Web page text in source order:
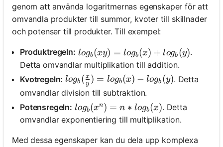
genom att använda logaritmernas egenskaper för att
omvandla produkter till summor, kvoter till skillnader
och potenser till produkter. Till exempel:
Produktregeln: log_b(xy) = log_b(x) + log_b(y)
logb (xy) = logb(x) + logb (y).
Detta omvandlar multiplikation till addition.
Kvotregeln: log_b(\frac{x}{y}) = log_b(x) -
logb ( y
x ) = logb (x) − logb (y). Detta
omvandlar division till subtraktion.
Potensregeln: log_b(x^n) = n * log_b(x)
logb(xn) = n ∗ logb(x). Detta
omvandlar exponentiering till multiplikation.
Med dessa egenskaper kan du dela upp komplexa